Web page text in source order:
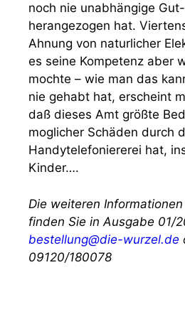
noch nie unabhängige
herangezogen hat.
Ahnung von naturlicher
es seine Kompetenz aber
mochte – wie man das
nie gehabt hat, erscheint
daß dieses Amt größte
moglicher Schäden durch
Handytelefoniererei hat,
Kinder….
Die weiteren
finden Sie in Ausgabe 01/
bestellung@die-wurzel.de
09120/180078